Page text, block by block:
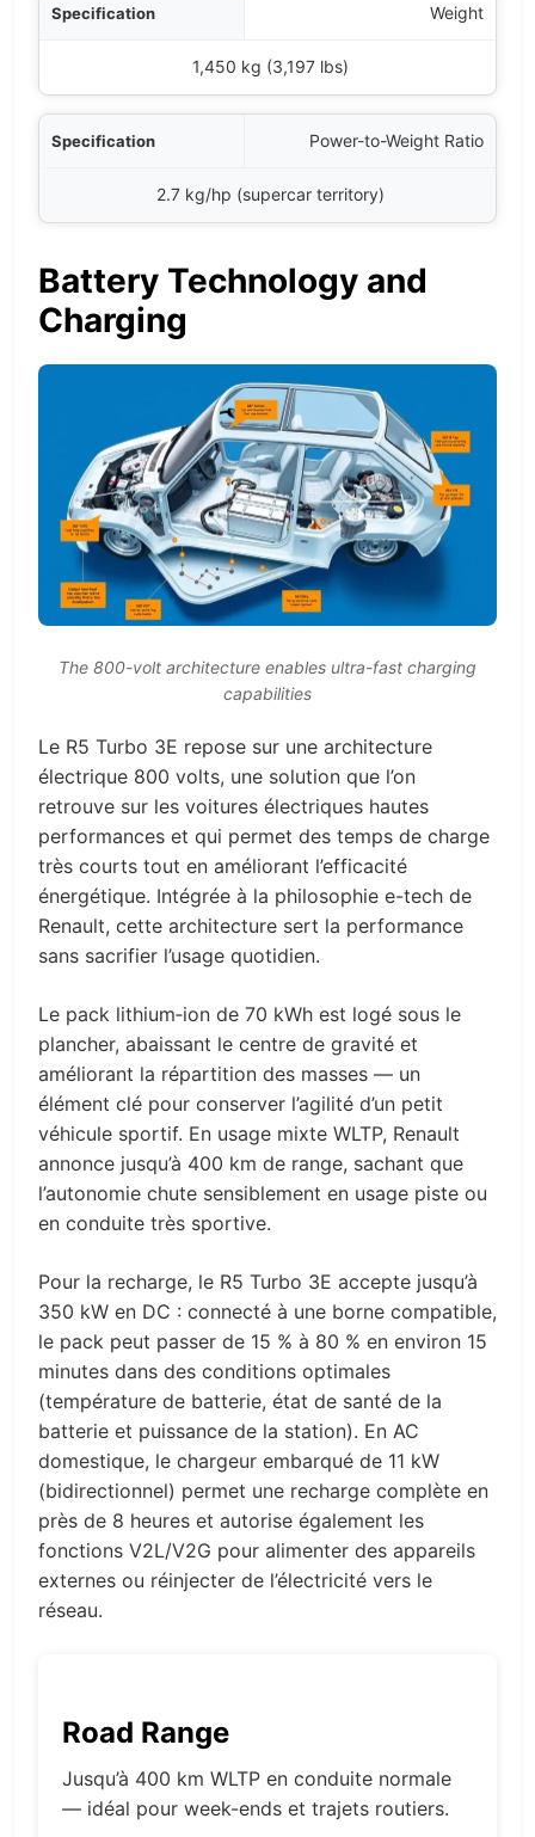
Weight
1,450 kg (3,197 lbs)
Power-to-Weight Ratio
2.7 kg/hp (supercar territory)
Battery Technology and
Charging
The 800-volt architecture enables ultra-fast charging
capabilities
Le R5 Turbo 3E repose sur une architecture
électrique 800 volts, une solution que l’on
retrouve sur les voitures électriques hautes
performances et qui permet des temps de charge
très courts tout en améliorant l’efficacité
énergétique. Intégrée à la philosophie e-tech de
Renault, cette architecture sert la performance
sans sacrifier l’usage quotidien.
Le pack lithium‑ion de 70 kWh est logé sous le
plancher, abaissant le centre de gravité et
améliorant la répartition des masses — un
élément clé pour conserver l’agilité d’un petit
véhicule sportif. En usage mixte WLTP, Renault
annonce jusqu’à 400 km de range, sachant que
l’autonomie chute sensiblement en usage piste ou
en conduite très sportive.
Pour la recharge, le R5 Turbo 3E accepte jusqu’à
350 kW en DC : connecté à une borne compatible,
le pack peut passer de 15 % à 80 % en environ 15
minutes dans des conditions optimales
(température de batterie, état de santé de la
batterie et puissance de la station). En AC
domestique, le chargeur embarqué de 11 kW
(bidirectionnel) permet une recharge complète en
près de 8 heures et autorise également les
fonctions V2L/V2G pour alimenter des appareils
externes ou réinjecter de l’électricité vers le
réseau.
Road Range
Jusqu’à 400 km WLTP en conduite normale
— idéal pour week-ends et trajets routiers.